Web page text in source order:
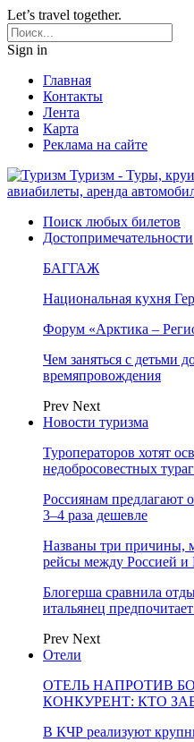
Let’s travel together.
Sign in
Главная
Контакты
Лента
Карта
Реклама на сайте
Туризм - Туры,
авиабилеты, аренда
Поиск любых билетов
Достопримечательности
БАГГАЖ
Национальная кухня
Форум «Арктика –
Чем заняться с детьми
времяпровождения
Prev Next
Новости туризма
Туроператоров хотят
недобросовестных
Россиянам предлагают
3–4 раза дешевле
Названы три причины,
рейсы между Россией и
Блогерша сравнила
итальянец
Prev Next
Отели
ОТЕЛЬ НАПРОТИВ
КОНКУРЕНТ: КТО
В КЧР реализуют